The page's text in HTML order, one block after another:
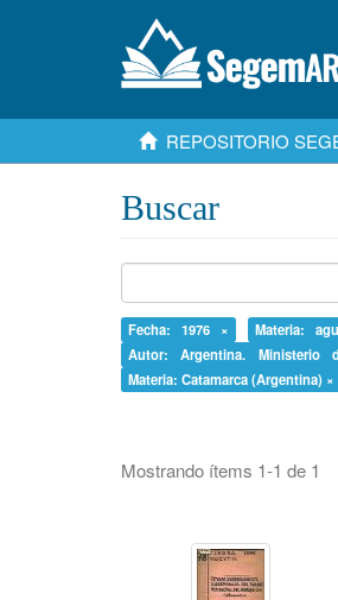
REPOSITORIO
Buscar
Fecha: 1976 × Materia:
Autor: Argentina. Ministerio
Materia: Catamarca (Argentina) ×
Mostrando ítems 1-1 de 1